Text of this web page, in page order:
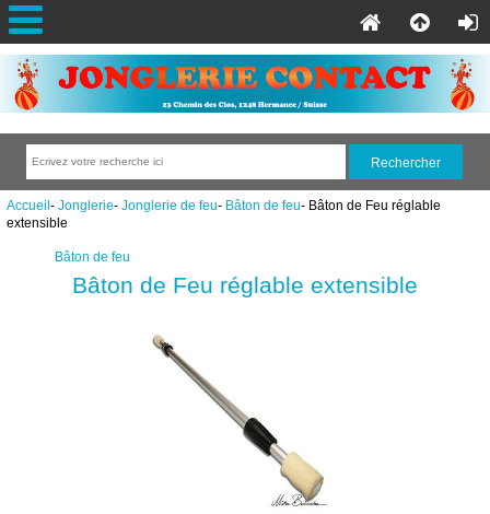
Accueil- Jonglerie- Jonglerie de feu- Bâton de feu- Bâton de Feu réglable
extensible
Bâton de feu
Bâton de Feu réglable extensible